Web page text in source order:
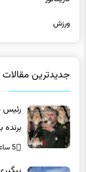
کاریکاتور
جدیدترین مقالات
رئیس
برنده
5 ساعت پیش